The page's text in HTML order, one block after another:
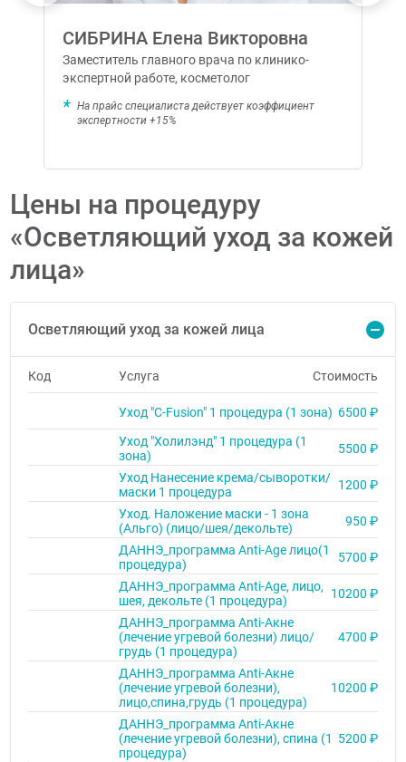
СИБРИНА Елена Викторовна
Заместитель главного врача по клинико-
экспертной работе, косметолог
На прайс специалиста действует коэффициент
экспертности +15%
Цены на процедуру
«Осветляющий уход за кожей
лица»
Осветляющий уход за кожей лица
Код Услуга Стоимость
Уход "C-Fusion" 1 процедура (1 зона) 6500 ₽
Уход "Холилэнд" 1 процедура (1
зона)
5500 ₽
Уход Нанесение крема/сыворотки/
маски 1 процедура
1200 ₽
Уход. Наложение маски - 1 зона
(Альго) (лицо/шея/декольте)
950 ₽
ДАННЭ_программа Anti-Age лицо(1
процедура)
5700 ₽
ДАННЭ_программа Anti-Age, лицо,
шея, декольте (1 процедура)
10200 ₽
ДАННЭ_программа Anti-Акне
(лечение угревой болезни) лицо/
грудь (1 процедура)
4700 ₽
ДАННЭ_программа Anti-Акне
(лечение угревой болезни),
лицо,спина,грудь (1 процедура)
10200 ₽
ДАННЭ_программа Anti-Акне
(лечение угревой болезни), спина (1
процедура)
5200 ₽